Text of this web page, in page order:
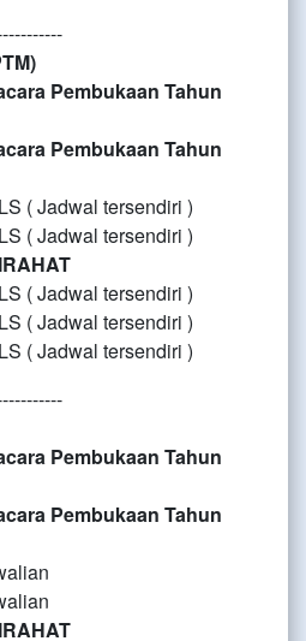
Pembukaan Tahun
Pembukaan Tahun
( Jadwal tersendiri )
( Jadwal tersendiri )
( Jadwal tersendiri )
( Jadwal tersendiri )
( Jadwal tersendiri )
Pembukaan Tahun
Pembukaan Tahun